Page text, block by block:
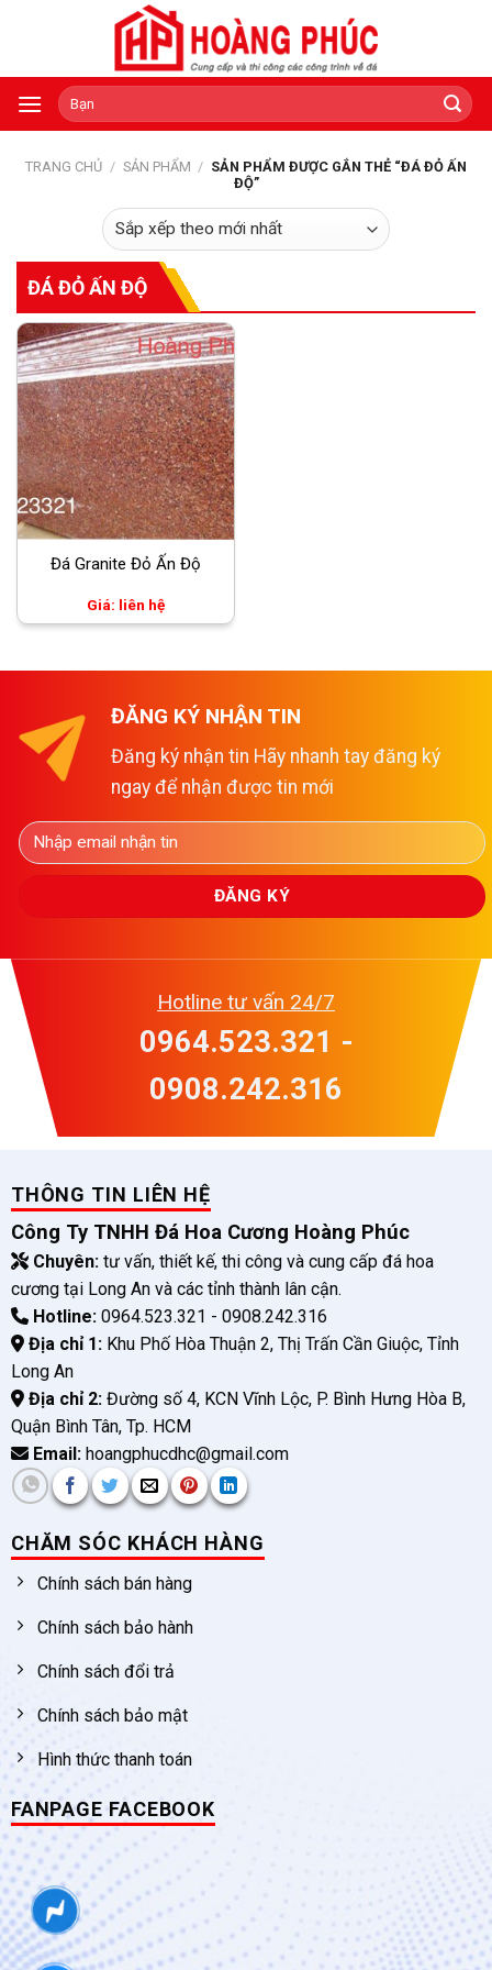
Tìm
kiếm:
TRANG CHỦ / SẢN PHẨM / SẢN PHẨM ĐƯỢC GẮN THẺ “ĐÁ ĐỎ ẤN
ĐỘ”
ĐÁ ĐỎ ẤN ĐỘ
Đá Granite Đỏ Ấn Độ
Giá: liên hệ
ĐĂNG KÝ NHẬN TIN
Đăng ký nhận tin Hãy nhanh tay đăng ký
ngay để nhận được tin mới
Hotline tư vấn 24/7
0964.523.321 -
0908.242.316
THÔNG TIN LIÊN HỆ
Công Ty TNHH Đá Hoa Cương Hoàng Phúc
Chuyên:tư vấn, thiết kế, thi công và cung cấp đá hoa
cương tại Long An và các tỉnh thành lân cận.
Hotline:0964.523.321 - 0908.242.316
Địa chỉ 1:Khu Phố Hòa Thuận 2, Thị Trấn Cần Giuộc, Tỉnh
Long An
Địa chỉ 2:Đường số 4, KCN Vĩnh Lộc, P. Bình Hưng Hòa B,
Quận Bình Tân, Tp. HCM
Email:hoangphucdhc@gmail.com
CHĂM SÓC KHÁCH HÀNG
Chính sách bán hàng
Chính sách bảo hành
Chính sách đổi trả
Chính sách bảo mật
Hình thức thanh toán
FANPAGE FACEBOOK